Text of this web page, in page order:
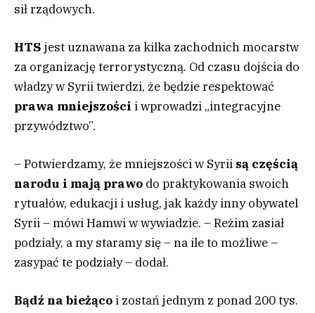
sił rządowych.
HTS jest uznawana za kilka zachodnich mocarstw
za organizację terrorystyczną. Od czasu dojścia do
władzy w Syrii twierdzi, że będzie respektować
prawa mniejszości i wprowadzi „integracyjne
przywództwo”.
– Potwierdzamy, że mniejszości w Syrii są częścią
narodu i mają prawo do praktykowania swoich
rytuałów, edukacji i usług, jak każdy inny obywatel
Syrii – mówi Hamwi w wywiadzie. – Reżim zasiał
podziały, a my staramy się – na ile to możliwe –
zasypać te podziały – dodał.
Bądź na bieżąco i zostań jednym z ponad 200 tys.